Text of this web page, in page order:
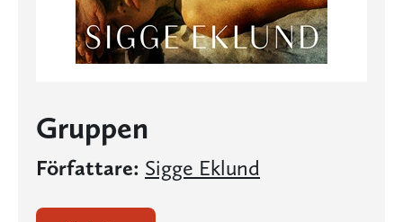
Gruppen
Författare: Sigge Eklund